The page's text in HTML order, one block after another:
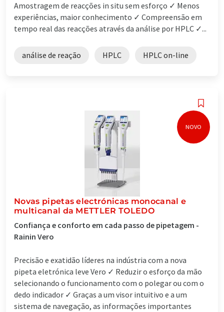
Amostragem de reacções in situ sem esforço ✓ Menos
experiências, maior conhecimento ✓ Compreensão em
tempo real das reacções através da análise por HPLC ✓...
análise de reação HPLC HPLC on-line
NOVO
Novas pipetas electrónicas monocanal e
multicanal da METTLER TOLEDO
Confiança e conforto em cada passo de pipetagem -
Rainin Vero
Precisão e exatidão líderes na indústria com a nova
pipeta eletrónica leve Vero ✓ Reduzir o esforço da mão
selecionando o funcionamento com o polegar ou com o
dedo indicador ✓ Graças a um visor intuitivo e a um
sistema de navegação, as informações importantes